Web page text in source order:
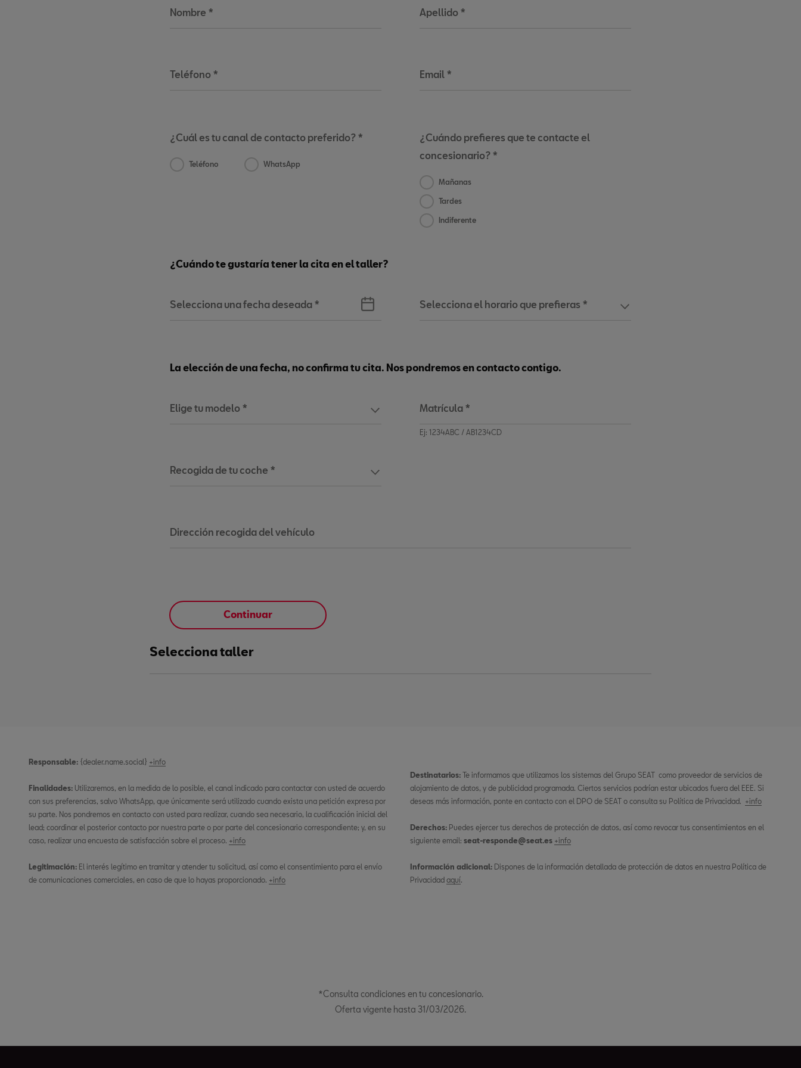
Nombre * Apellido *
Teléfono * Email *
¿Cuál es tu canal de contacto preferido? *
Teléfono WhatsApp
¿Cuándo prefieres que te contacte el
concesionario? *
Mañanas
Tardes
Indiferente
¿Cuándo te gustaría tener la cita en el taller?
Selecciona una fecha deseada * Selecciona el horario que prefieras *
La elección de una fecha, no confirma tu cita. Nos pondremos en contacto contigo.
Elige tu modelo * Matrícula *
Ej: 1234ABC / AB1234CD
Recogida de tu coche *
Dirección recogida del vehículo
Continuar
Selecciona taller
Responsable: {dealer.name.social} +info
Finalidades: Utilizaremos, en la medida de lo posible, el canal indicado para contactar con usted de acuerdo
con sus preferencias, salvo WhatsApp, que únicamente será utilizado cuando exista una petición expresa por
su parte. Nos pondremos en contacto con usted para realizar, cuando sea necesario, la cualificación inicial del
lead; coordinar el posterior contacto por nuestra parte o por parte del concesionario correspondiente; y, en su
caso, realizar una encuesta de satisfacción sobre el proceso. +info
Legitimación: El interés legítimo en tramitar y atender tu solicitud, así como el consentimiento para el envío
de comunicaciones comerciales, en caso de que lo hayas proporcionado. +info
Destinatarios: Te informamos que utilizamos los sistemas del Grupo SEAT como proveedor de servicios de
alojamiento de datos, y de publicidad programada. Ciertos servicios podrían estar ubicados fuera del EEE. Si
deseas más información, ponte en contacto con el DPO de SEAT o consulta su Política de Privacidad. +info
Derechos: Puedes ejercer tus derechos de protección de datos, así como revocar tus consentimientos en el
siguiente email: seat-responde@seat.es +info
Información adicional: Dispones de la información detallada de protección de datos en nuestra Política de
Privacidad aquí.
*Consulta condiciones en tu concesionario.
Oferta vigente hasta 31/03/2026.